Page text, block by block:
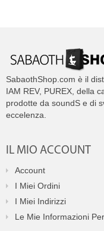
SabaothShop.com è il
IAM REV, PUREX, della
prodotte da soundS e di
eccelenza.
IL MIO ACCOUNT
Account
I Miei Ordini
I Miei Indirizzi
Le Mie Informazioni